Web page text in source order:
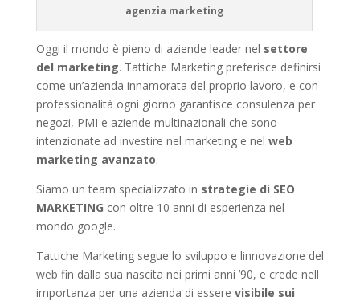
agenzia marketing
Oggi il mondo è pieno di aziende leader nel settore
del marketing. Tattiche Marketing preferisce definirsi
come un’azienda innamorata del proprio lavoro, e con
professionalità ogni giorno garantisce consulenza per
negozi, PMI e aziende multinazionali che sono
intenzionate ad investire nel marketing e nel web
marketing avanzato.
Siamo un team specializzato in strategie di SEO
MARKETING con oltre 10 anni di esperienza nel
mondo google.
Tattiche Marketing segue lo sviluppo e linnovazione del
web fin dalla sua nascita nei primi anni ’90, e crede nell
importanza per una azienda di essere visibile sui